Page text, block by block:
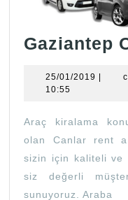
Gaziantep
25/01/2019 25/01/
10:55
Araç kiralama
olan Canlar rent
sizin için kaliteli ve
siz değerli
sunuyoruz. Araba